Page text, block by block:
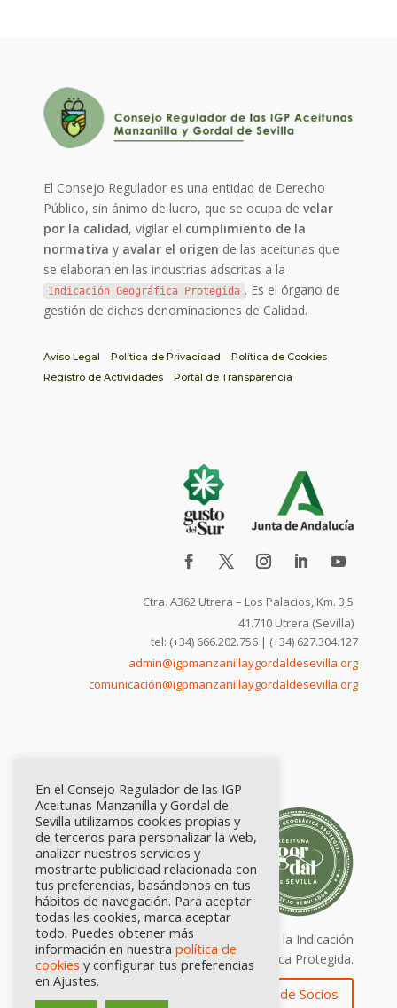
El Consejo Regulador es una entidad de Derecho
Público, sin ánimo de lucro, que se ocupa develar
por la calidad, vigilar el cumplimiento de la
normativa y avalar el origen de las aceitunas que
se elaboran en las industrias adscritas a la
Indicación Geográfica Protegida . Es el órgano de
gestión de dichas denominaciones de Calidad.
Aviso Legal Política de Privacidad
Política de Cookies
Registro de Actividades
Portal de Transparencia
Ctra. A362 Utrera – Los Palacios, Km. 3,5
41.710 Utrera (Sevilla)
tel: (+34) 666.202.756 | (+34) 627.304.127
admin@igpmanzanillaygordaldesevilla.org
comunicación@igpmanzanillaygordaldesevilla.org
Calidad certificada por Origen. Sellos de la Indicación
Geográfica Protegida.
Zona de Socios
En el Consejo Regulador de las IGP
Aceitunas Manzanilla y Gordal de
Sevilla utilizamos cookies propias y
de terceros para personalizar la web,
analizar nuestros servicios y
mostrarte publicidad relacionada con
tus preferencias, basándonos en tus
hábitos de navegación. Para aceptar
todas las cookies, marca aceptar
todo. Puedes obtener más
información en nuestra política de
cookies y configurar tus preferencias
en Ajustes.